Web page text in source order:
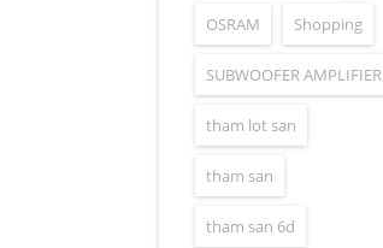
OSRAM Shopping
SUBWOOFER AMPLIFIER
tham lot san
tham san
tham san 6d